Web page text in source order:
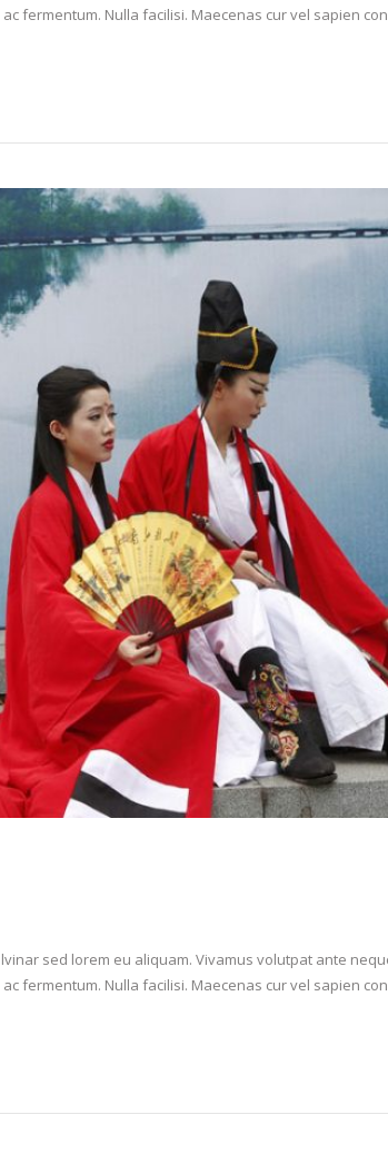
fermentum. Nulla facilisi. Maecenas cur vel sapien
sed lorem eu aliquam. Vivamus volutpat ante
fermentum. Nulla facilisi. Maecenas cur vel sapien